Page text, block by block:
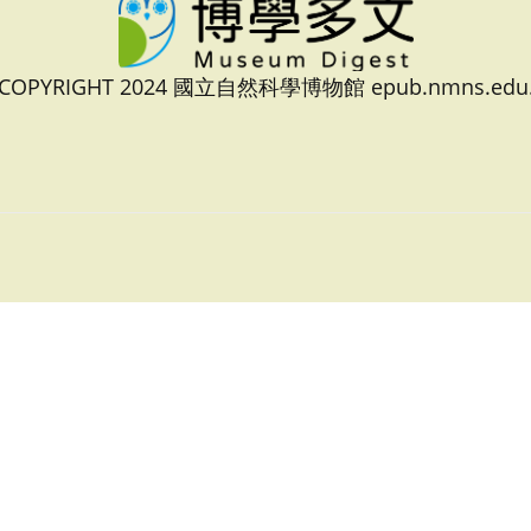
2024 國立自然科學博物館